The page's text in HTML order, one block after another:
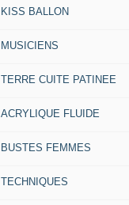
KISS BALLON
MUSICIENS
TERRE CUITE PATINEE
ACRYLIQUE FLUIDE
BUSTES FEMMES
TECHNIQUES